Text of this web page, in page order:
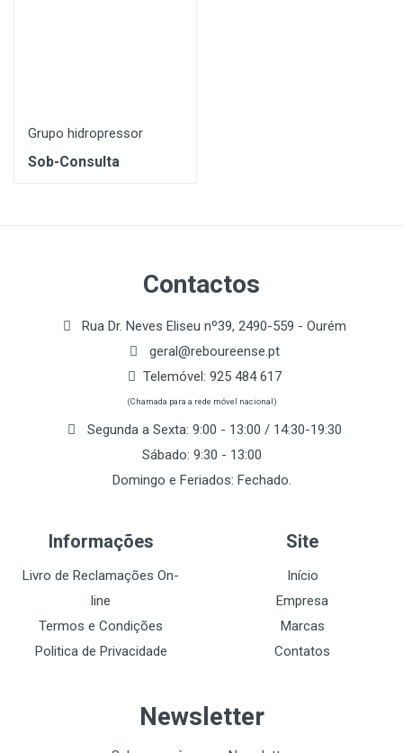
Grupo hidropressor
Sob-Consulta
Contactos
Rua Dr. Neves Eliseu nº39, 2490-559 - Ourém
geral@reboureense.pt
Telemóvel: 925 484 617
(Chamada para a rede móvel nacional)
Segunda a Sexta: 9:00 - 13:00 / 14:30-19:30
Sábado: 9:30 - 13:00
Domingo e Feriados: Fechado.
Informações
Livro de Reclamações On-
line
Termos e Condições
Politica de Privacidade
Site
Início
Empresa
Marcas
Contatos
Newsletter